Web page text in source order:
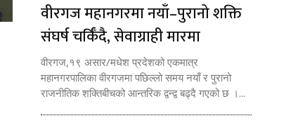
वीरगज महानगरमा नयाँ–पुरानो शक्ति
संघर्ष चर्किँदै, सेवाग्राही मारमा
वीरगज,१९ असार/मधेश प्रदेशको एकमात्र
महानगरपालिका वीरगजमा पछिल्लो समय नयाँ र पुरानो
राजनीतिक शक्तिबीचको आन्तरिक द्वन्द्व बढ्दै गएको छ ।...